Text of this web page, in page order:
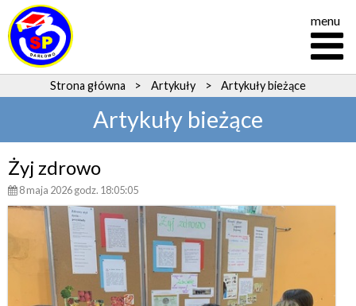
menu
Strona główna > Artykuły > Artykuły bieżące
Artykuły bieżące
Żyj zdrowo
8 maja 2026 godz. 18:05:05